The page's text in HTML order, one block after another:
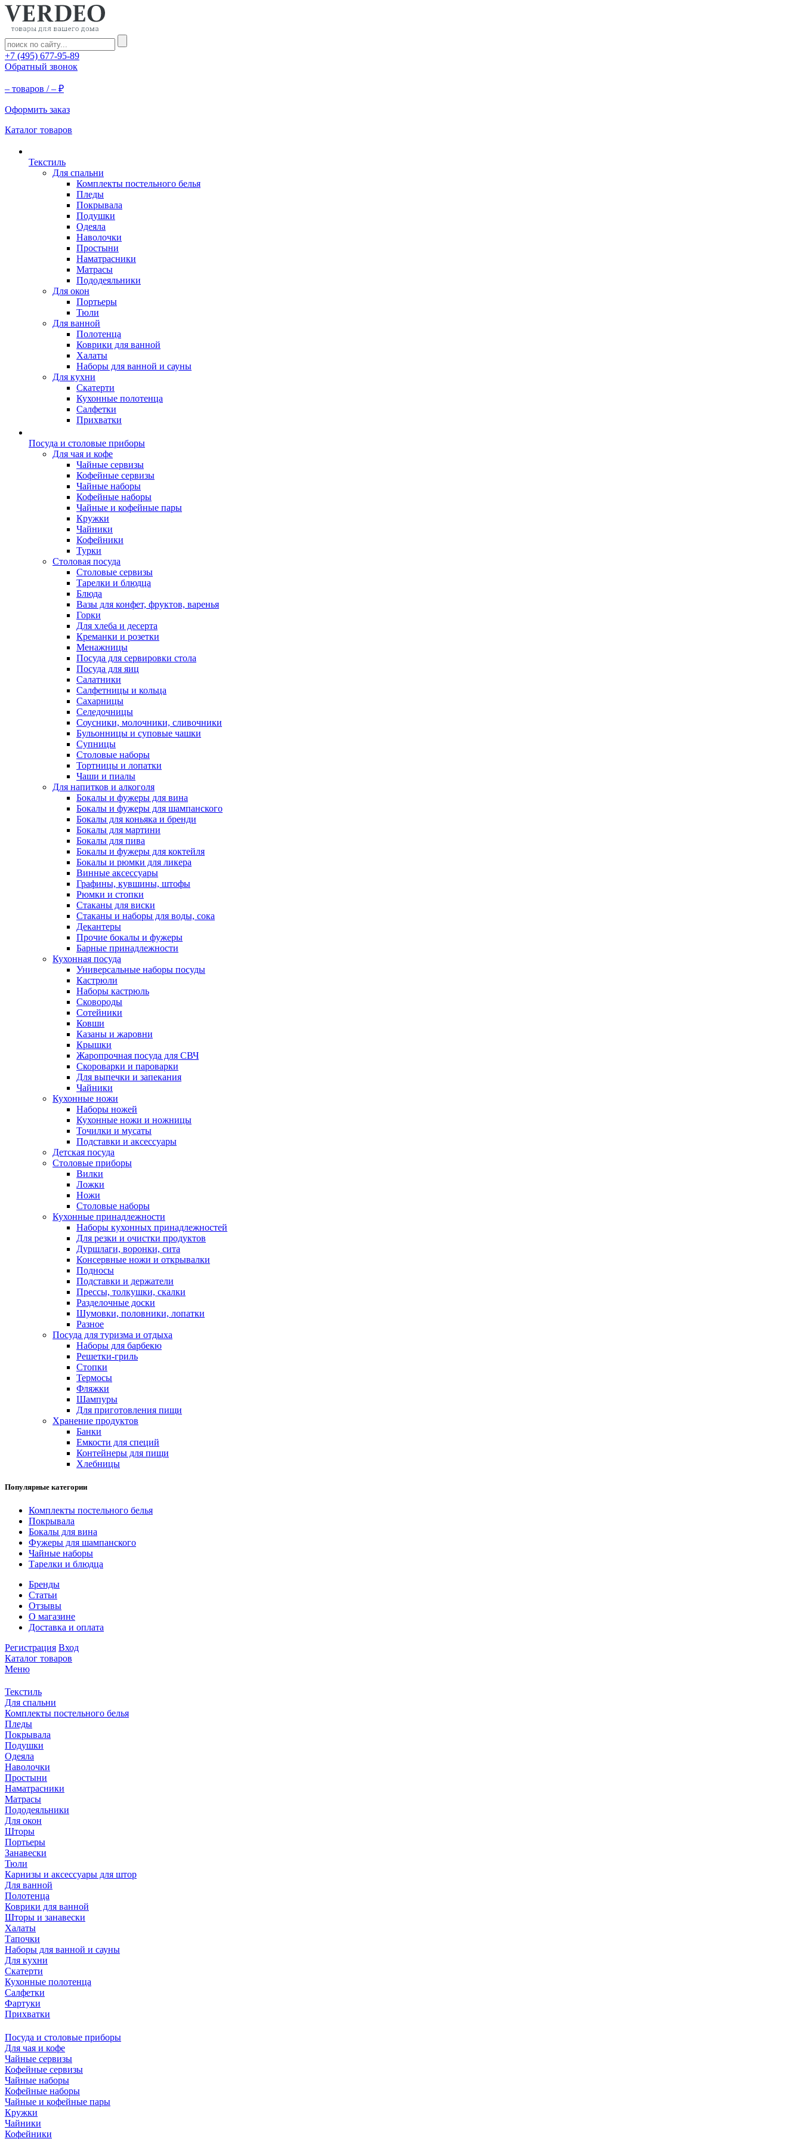
+7 (495) 677-95-89
Обратный звонок
– товаров /– ₽
Оформить заказ
Каталог товаров
Текстиль
Для спальни
Комплекты постельного белья
Пледы
Покрывала
Подушки
Одеяла
Наволочки
Простыни
Наматрасники
Матрасы
Пододеяльники
Для окон
Портьеры
Тюли
Для ванной
Полотенца
Коврики для ванной
Халаты
Наборы для ванной и сауны
Для кухни
Скатерти
Кухонные полотенца
Салфетки
Прихватки
Посуда и столовые приборы
Для чая и кофе
Чайные сервизы
Кофейные сервизы
Чайные наборы
Кофейные наборы
Чайные и кофейные пары
Кружки
Чайники
Кофейники
Турки
Столовая посуда
Столовые сервизы
Тарелки и блюдца
Блюда
Вазы для конфет, фруктов, варенья
Горки
Для хлеба и десерта
Креманки и розетки
Менажницы
Посуда для сервировки стола
Посуда для яиц
Салатники
Салфетницы и кольца
Сахарницы
Селедочницы
Соусники, молочники, сливочники
Бульонницы и суповые чашки
Супницы
Столовые наборы
Тортницы и лопатки
Чаши и пиалы
Для напитков и алкоголя
Бокалы и фужеры для вина
Бокалы и фужеры для шампанского
Бокалы для коньяка и бренди
Бокалы для мартини
Бокалы для пива
Бокалы и фужеры для коктейля
Бокалы и рюмки для ликера
Винные аксессуары
Графины, кувшины, штофы
Рюмки и стопки
Стаканы для виски
Стаканы и наборы для воды, сока
Декантеры
Прочие бокалы и фужеры
Барные принадлежности
Кухонная посуда
Универсальные наборы посуды
Кастрюли
Наборы кастрюль
Сковороды
Сотейники
Ковши
Казаны и жаровни
Крышки
Жаропрочная посуда для СВЧ
Скороварки и пароварки
Для выпечки и запекания
Чайники
Кухонные ножи
Наборы ножей
Кухонные ножи и ножницы
Точилки и мусаты
Подставки и аксессуары
Детская посуда
Столовые приборы
Вилки
Ложки
Ножи
Столовые наборы
Кухонные принадлежности
Наборы кухонных принадлежностей
Для резки и очистки продуктов
Дуршлаги, воронки, сита
Консервные ножи и открывалки
Подносы
Подставки и держатели
Прессы, толкушки, скалки
Разделочные доски
Шумовки, половники, лопатки
Разное
Посуда для туризма и отдыха
Наборы для барбекю
Решетки-гриль
Стопки
Термосы
Фляжки
Шампуры
Для приготовления пищи
Хранение продуктов
Банки
Емкости для специй
Контейнеры для пищи
Хлебницы
Популярные категории
Комплекты постельного белья
Покрывала
Бокалы для вина
Фужеры для шампанского
Чайные наборы
Тарелки и блюдца
Бренды
Статьи
Отзывы
О магазине
Доставка и оплата
Регистрация Вход
Каталог товаров
Меню
Текстиль
Для спальни
Комплекты постельного белья
Пледы
Покрывала
Подушки
Одеяла
Наволочки
Простыни
Наматрасники
Матрасы
Пододеяльники
Для окон
Шторы
Портьеры
Занавески
Тюли
Карнизы и аксессуары для штор
Для ванной
Полотенца
Коврики для ванной
Шторы и занавески
Халаты
Тапочки
Наборы для ванной и сауны
Для кухни
Скатерти
Кухонные полотенца
Салфетки
Фартуки
Прихватки
Посуда и столовые приборы
Для чая и кофе
Чайные сервизы
Кофейные сервизы
Чайные наборы
Кофейные наборы
Чайные и кофейные пары
Кружки
Чайники
Кофейники